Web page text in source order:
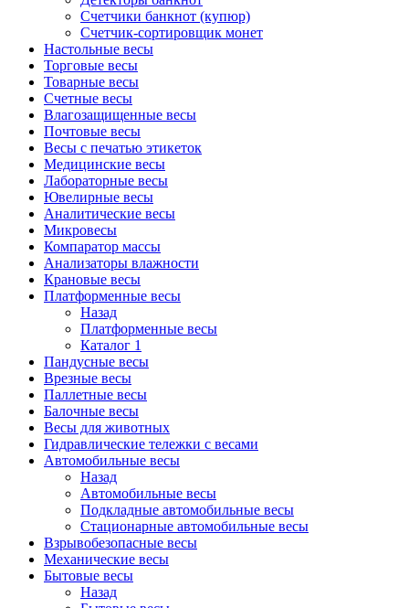
Cчетчики банкнот (купюр)
Счетчик-сортировщик монет
Настольные весы
Торговые весы
Товарные весы
Счетные весы
Влагозащищенные весы
Почтовые весы
Весы с печатью этикеток
Медицинские весы
Лабораторные весы
Ювелирные весы
Аналитические весы
Микровесы
Компаратор массы
Анализаторы влажности
Крановые весы
Платформенные весы
Назад
Платформенные весы
Каталог 1
Пандусные весы
Врезные весы
Паллетные весы
Балочные весы
Весы для животных
Гидравлические тележки с весами
Автомобильные весы
Назад
Автомобильные весы
Подкладные автомобильные весы
Стационарные автомобильные весы
Взрывобезопасные весы
Механические весы
Бытовые весы
Назад